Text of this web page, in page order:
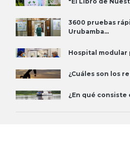
3600 pruebas
Urubamba...
Hospital modular
¿Cuáles son los
¿En qué consiste